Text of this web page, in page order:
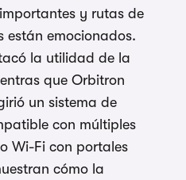
y rutas de
emocionados.
la utilidad de la
que Orbitron
un sistema de
con múltiples
Wi-Fi con portales
cómo la